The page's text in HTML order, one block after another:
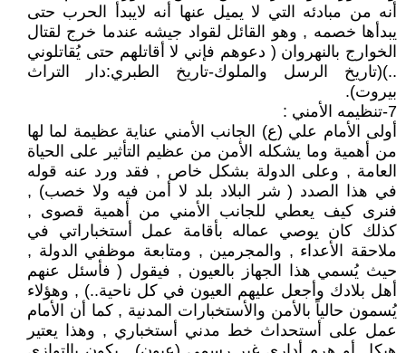
أنه من مبادئه التي لا يميل عنها أنه لايبدأ الحرب حتى
يبدأها خصمه , وهو القائل لقواد جيشه عندما خرج لقتال
الخوارج بالنهروان ( دعوهم فإني لا أقاتلهم حتى يُقاتلوني
..)(تاريخ الرسل والملوك-تاريخ الطبري:دار التراث
بيروت).
7-تنظيمه الأمني :
أولى الأمام علي (ع) الجانب الأمني عناية عظيمة لما لها
من أهمية وما يشكله الأمن من عظيم التأثير على الحياة
العامة , وعلى الدولة بشكل خاص , فقد ورد عنه قوله
في هذا الصدد ( شر البلاد بلد لا أمن فيه ولا خصب) ,
فنرى كيف يعطي للجانب الأمني من أهمية قصوى ,
كذلك كان يوصي عماله بأقامة عمل أستخباراتي في
ملاحقة الأعداء , والمجرمين , ومتابعة موظفي الدولة ,
حيث يُسمي هذا الجهاز بالعيون , فيقول ( فأسئل عنهم
أهل بلادك وأجعل عليهم العيون في كل ناحية..) , وهؤلاء
يُسمون حالياً بالأمن والأستخبارات المدنية , كما أن الأمام
عمل على أستحداث خط مدني أستخباري , وهذا يعتير